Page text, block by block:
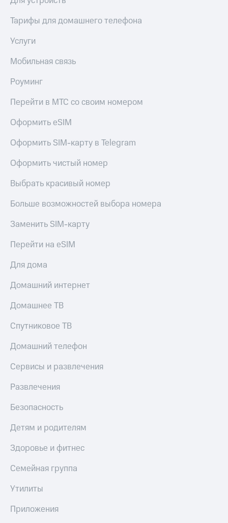
Тарифы для домашнего телефона
Услуги
Мобильная связь
Роуминг
Перейти в МТС со своим номером
Оформить eSIM
Оформить SIM-карту в Telegram
Оформить чистый номер
Выбрать красивый номер
Больше возможностей выбора номера
Заменить SIM-карту
Перейти на eSIM
Для дома
Домашний интернет
Домашнее ТВ
Спутниковое ТВ
Домашний телефон
Сервисы и развлечения
Развлечения
Безопасность
Детям и родителям
Здоровье и фитнес
Семейная группа
Утилиты
Приложения